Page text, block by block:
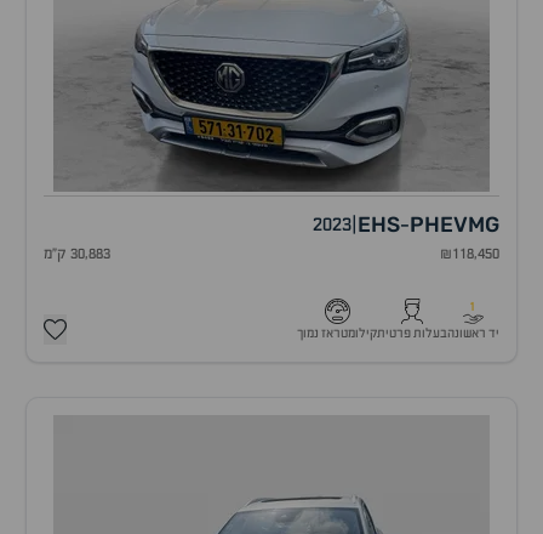
MG
EHS-PHEV
2023
₪118,450 30,883 ק"מ
1
יד ראשונהבעלות פרטיתקילומטראז נמוך